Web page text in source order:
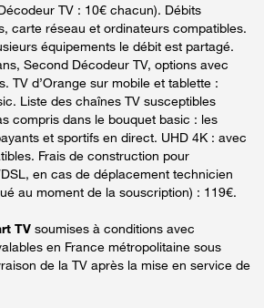
TV : 10€ chacun). Débits
carte réseau et ordinateurs compatibles.
équipements le débit est partagé.
Second Décodeur TV, options avec
TV d’Orange sur mobile et tablette :
Liste des chaînes TV susceptibles
compris dans le bouquet basic : les
et sportifs en direct. UHD 4K : avec
Frais de construction pour
en cas de déplacement technicien
au moment de la souscription) : 119€.
TV soumises à conditions avec
en France métropolitaine sous
de la TV après la mise en service de